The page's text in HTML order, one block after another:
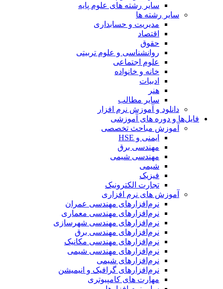
سایر رشته های علوم پایه
سایر رشته ها
مدیریت و حسابداری
اقتصاد
حقوق
روانشناسی و علوم تربیتی
علوم اجتماعی
خانه و خانواده
ادبیات
هنر
سایر مطالب
دانلود و آموزش نرم افزار
فایل‌ها و دوره های آموزشی
آموزش مباحث تخصصی
ایمنی و HSE
مهندسی برق
مهندسی شیمی
شیمی
فیزیک
تجارت الکترونیک
آموزش های نرم افزاری
نرم‌افزارهای مهندسی عمران
نرم‌افزارهای مهندسی معماری
نرم‌افزارهای مهندسی شهرسازی
نرم‌افزارهای مهندسی برق
نرم‌افزارهای مهندسی مکانیک
نرم‌افزارهای مهندسی شیمی
نرم‌افزارهای شیمی
نرم‌افزارهای گرافیک و انیمیشن
مهارت های کامپیوتری